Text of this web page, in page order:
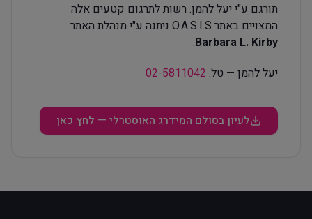
תורגם ע"י יעל להמן. רשות לתרגום קטעים אלה
המצויים באתר O.A.S.I.S ניתנה ע"י מנהלת האתר
Barbara L. Kirby
.
יעל להמן — טל. 02-5811042
לעיון בסולם המידרג האוסטרלי — לחץ כאן